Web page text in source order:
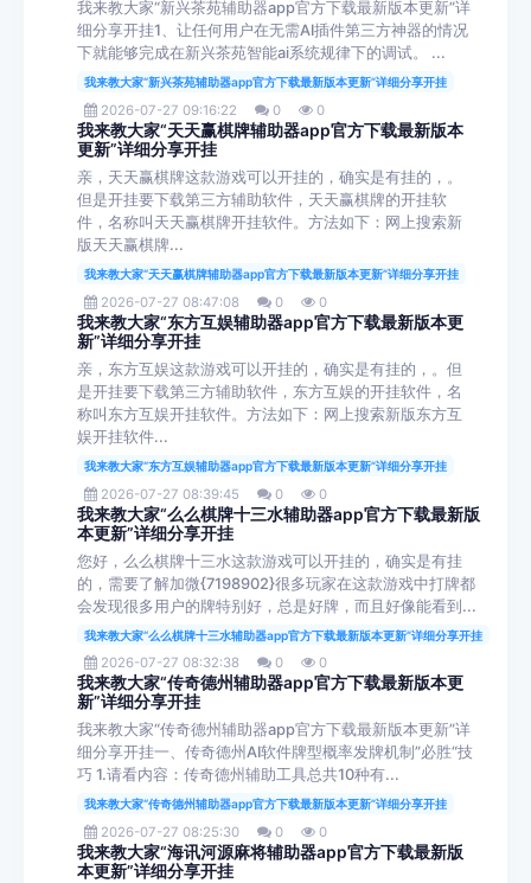
我来教大家“新兴茶苑辅助器app官方下载最新版本更新”详
细分享开挂1、让任何用户在无需AI插件第三方神器的情况
下就能够完成在新兴茶苑智能ai系统规律下的调试。 ...
我来教大家“新兴茶苑辅助器app官方下载最新版本更新”详细分享开挂
2026-07-27 09:16:22 0 0
我来教大家“天天赢棋牌辅助器app官方下载最新版本
更新”详细分享开挂
亲，天天赢棋牌这款游戏可以开挂的，确实是有挂的，。
但是开挂要下载第三方辅助软件，天天赢棋牌的开挂软
件，名称叫天天赢棋牌开挂软件。方法如下：网上搜索新
版天天赢棋牌...
我来教大家“天天赢棋牌辅助器app官方下载最新版本更新”详细分享开挂
2026-07-27 08:47:08 0 0
我来教大家“东方互娱辅助器app官方下载最新版本更
新”详细分享开挂
亲，东方互娱这款游戏可以开挂的，确实是有挂的，。但
是开挂要下载第三方辅助软件，东方互娱的开挂软件，名
称叫东方互娱开挂软件。方法如下：网上搜索新版东方互
娱开挂软件...
我来教大家“东方互娱辅助器app官方下载最新版本更新”详细分享开挂
2026-07-27 08:39:45 0 0
我来教大家“么么棋牌十三水辅助器app官方下载最新版
本更新”详细分享开挂
您好，么么棋牌十三水这款游戏可以开挂的，确实是有挂
的，需要了解加微{7198902}很多玩家在这款游戏中打牌都
会发现很多用户的牌特别好，总是好牌，而且好像能看到...
我来教大家“么么棋牌十三水辅助器app官方下载最新版本更新”详细分享开挂
2026-07-27 08:32:38 0 0
我来教大家“传奇德州辅助器app官方下载最新版本更
新”详细分享开挂
我来教大家“传奇德州辅助器app官方下载最新版本更新”详
细分享开挂一、传奇德州AI软件牌型概率发牌机制”必胜“技
巧 1.请看内容：传奇德州辅助工具总共10种有...
我来教大家“传奇德州辅助器app官方下载最新版本更新”详细分享开挂
2026-07-27 08:25:30 0 0
我来教大家“海讯河源麻将辅助器app官方下载最新版
本更新”详细分享开挂